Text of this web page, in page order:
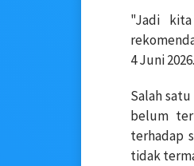
"Jadi kita
4 Juni 2026.
Salah
belum
terhadap
tidak